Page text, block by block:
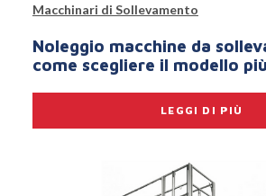
Macchinari di Sollevamento
Noleggio macchine da
come scegliere il modello
LEGGI DI PIÙ